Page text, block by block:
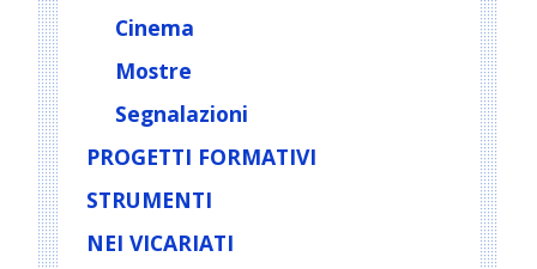
Cinema
Mostre
Segnalazioni
PROGETTI FORMATIVI
STRUMENTI
NEI VICARIATI